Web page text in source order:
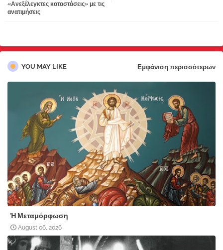
tter
«Ανεξέλεγκτες καταστάσεις» με τις
ανατιμήσεις
YOU MAY LIKE Εμφάνιση περισσότερων
Ἡ Μεταμόρφωση
August 06, 2026